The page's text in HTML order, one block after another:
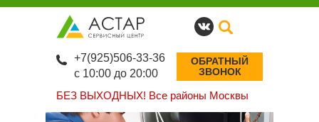
БЕЗ ВЫХОДНЫХ! Все районы Москвы
+7(925)506-33-36
с 10:00 до 20:00
ОБРАТНЫЙ
ЗВОНОК